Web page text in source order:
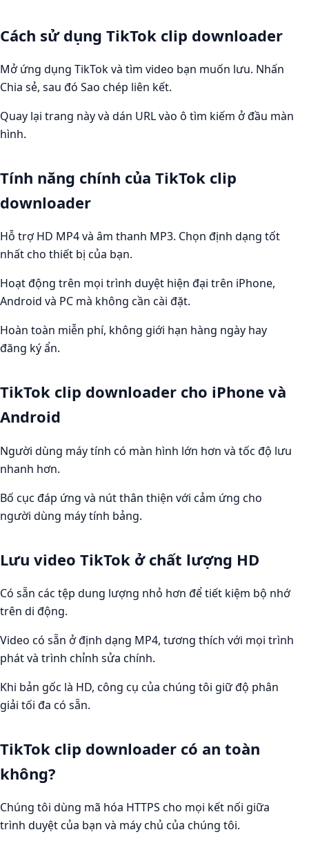
Cách sử dụng TikTok clip downloader
Mở ứng dụng TikTok và tìm video bạn muốn lưu. Nhấn
Chia sẻ, sau đó Sao chép liên kết.
Quay lại trang này và dán URL vào ô tìm kiếm ở đầu màn
hình.
Tính năng chính của TikTok clip
downloader
Hỗ trợ HD MP4 và âm thanh MP3. Chọn định dạng tốt
nhất cho thiết bị của bạn.
Hoạt động trên mọi trình duyệt hiện đại trên iPhone,
Android và PC mà không cần cài đặt.
Hoàn toàn miễn phí, không giới hạn hàng ngày hay
đăng ký ẩn.
TikTok clip downloader cho iPhone và
Android
Người dùng máy tính có màn hình lớn hơn và tốc độ lưu
nhanh hơn.
Bố cục đáp ứng và nút thân thiện với cảm ứng cho
người dùng máy tính bảng.
Lưu video TikTok ở chất lượng HD
Có sẵn các tệp dung lượng nhỏ hơn để tiết kiệm bộ nhớ
trên di động.
Video có sẵn ở định dạng MP4, tương thích với mọi trình
phát và trình chỉnh sửa chính.
Khi bản gốc là HD, công cụ của chúng tôi giữ độ phân
giải tối đa có sẵn.
TikTok clip downloader có an toàn
không?
Chúng tôi dùng mã hóa HTTPS cho mọi kết nối giữa
trình duyệt của bạn và máy chủ của chúng tôi.